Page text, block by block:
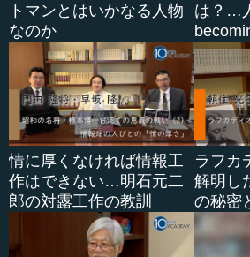
トマンとはいかなる人物
なのか
は？…
情に厚くなければ情報工
作はできない…明石元二
郎の対露工作の教訓
ラフカ
解明し
の秘密